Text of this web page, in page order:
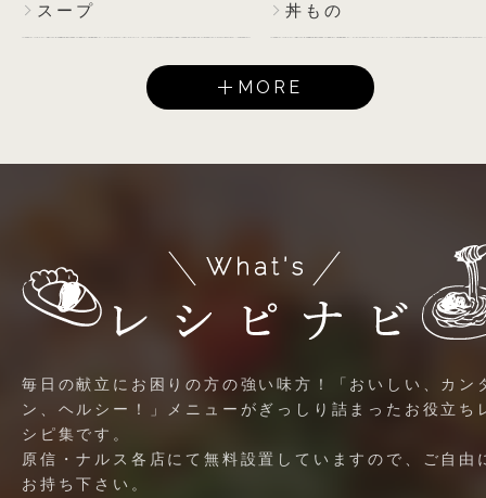
スープ 丼もの
MORE
毎日の献立にお困りの方の強い味方！「おいしい、カン
ン、ヘルシー！」メニューがぎっしり詰まったお役立ち
シピ集です。
原信・ナルス各店にて無料設置していますので、ご自由
お持ち下さい。